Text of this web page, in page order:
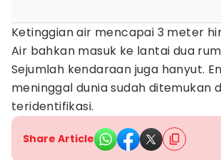
Ketinggian air mencapai 3 meter
Air bahkan masuk ke lantai dua
Sejumlah kendaraan juga hanyut.
meninggal dunia sudah ditemukan
teridentifikasi.
Share Article